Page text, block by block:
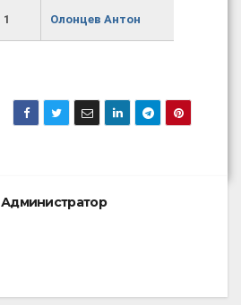
1 Олонцев Антон
Администратор